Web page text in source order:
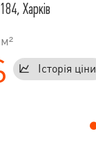
Харків
Історія ціни